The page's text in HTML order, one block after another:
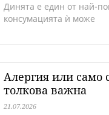
Динята е един от най-
консумацията ѝ може
Алергия или само
толкова важна
21.07.2026